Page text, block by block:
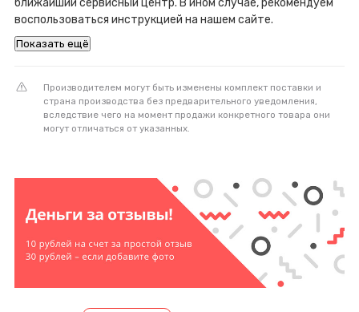
воспользоваться инструкцией на нашем сайте.
Показать ещё
Производителем могут быть изменены комплект поставки и
страна производства без предварительного уведомления,
вследствие чего на момент продажи конкретного товара они
могут отличаться от указанных.